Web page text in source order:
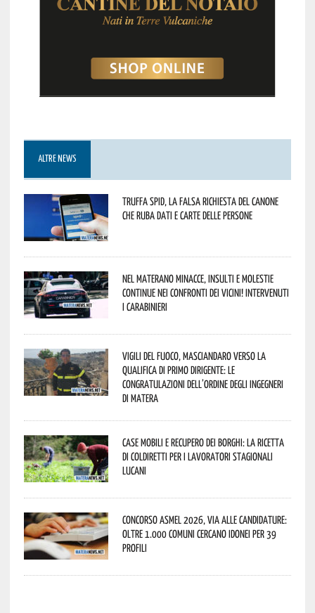
ALTRE NEWS
Truffa Spid, la falsa richiesta del canone
che ruba dati e carte delle persone
Nel materano minacce, insulti e molestie
continue nei confronti dei vicini! Intervenuti
i Carabinieri
Vigili del Fuoco, Masciandaro verso la
qualifica di Primo Dirigente: le
congratulazioni dell’Ordine degli Ingegneri
di Matera
Case mobili e recupero dei borghi: la ricetta
di Coldiretti per i lavoratori stagionali
lucani
Concorso Asmel 2026, via alle candidature:
oltre 1.000 Comuni cercano idonei per 39
profili